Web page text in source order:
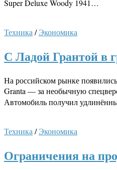
Super Deluxe Woody 1941…
Техника/Экономика
С Ладой Грантой в
На российском рынке
Granta — за необычную
Автомобиль получил
Техника/Экономика
Ограничения на